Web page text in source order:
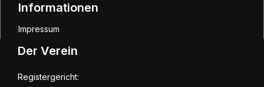
Informationen
Impressum
Der Verein
Registergericht: